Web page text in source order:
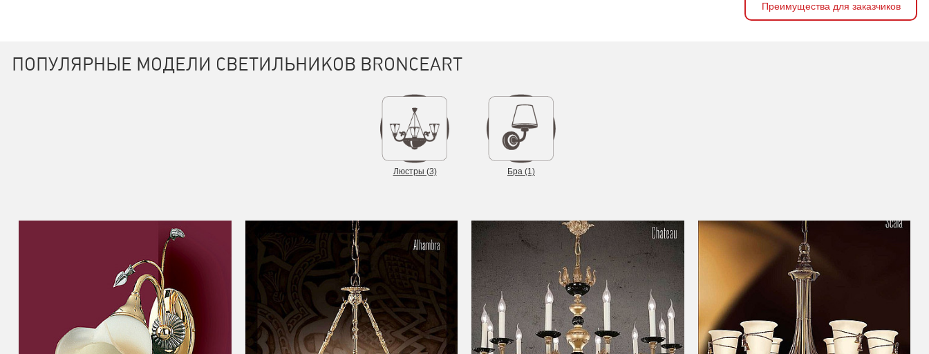
Преимущества для заказчиков
ПОПУЛЯРНЫЕ МОДЕЛИ СВЕТИЛЬНИКОВ BRONCEART
Люстры (3) Бра (1)